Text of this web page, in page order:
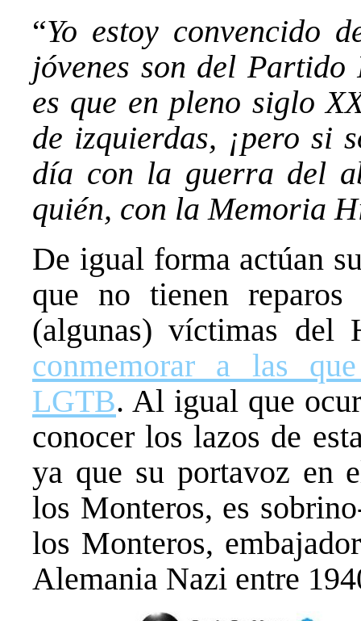
“Yo estoy convencido
jóvenes son del
es que en pleno siglo
de izquierdas, ¡pero si
día con la guerra del
quién, con la Memoria
De igual forma actúan
que no tienen reparos
(algunas) víctimas del
conmemorar a las
LGTB. Al igual que
conocer los lazos de
ya que su portavoz en
los Monteros, es
los Monteros,
Alemania Nazi entre